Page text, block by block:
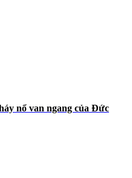
nổ van ngang của Đức